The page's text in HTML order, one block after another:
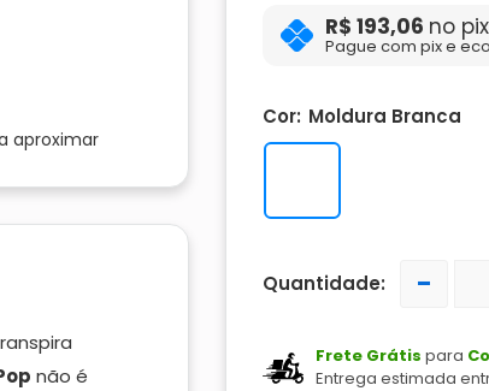
aproximar
Cor: Moldura Branca
R$ 193,06 no pix
Pague com pix e
Quantidade: -
Frete Grátis para
Entrega estimada
não é